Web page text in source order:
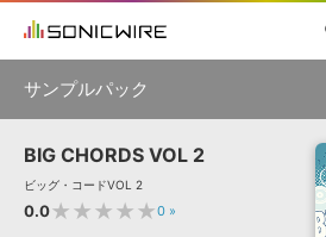
ソフト音源 »
初音ミク NT 鏡音リン・レン V4X
KAITO V3
VIENNA
EZ DRUMMER 3
サンプルパック
製品一覧
BIG CHORDS VOL 2
ビッグ・コードVOL 2
0.0★★★★★0 »